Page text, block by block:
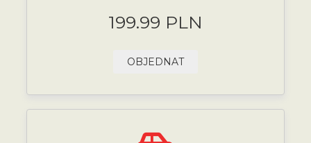
199.99 PLN
OBJEDNAT